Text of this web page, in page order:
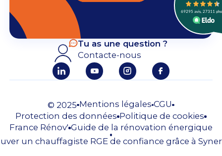
Tu as une question ?
Contacte-nous
© 2025 Mentions légales CGU
Protection des données Politique de cookies
France Rénov' Guide de la rénovation énergique
un chauffagiste RGE de confiance grâce à